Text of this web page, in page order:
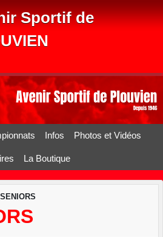
Sportif de
Infos Photos et Vidéos
La Boutique